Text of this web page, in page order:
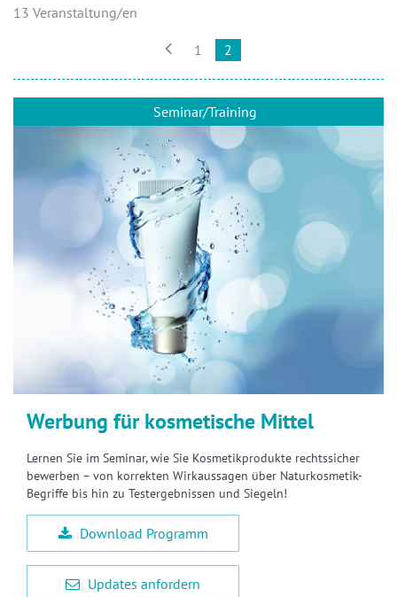
13 Veranstaltung/en
 1 2
Seminar/Training
Werbung für kosmetische Mittel
Lernen Sie im Seminar, wie Sie Kosmetikprodukte rechtssicher
bewerben – von korrekten Wirkaussagen über Naturkosmetik-
Begriffe bis hin zu Testergebnissen und Siegeln!
Download Programm
Updates anfordern